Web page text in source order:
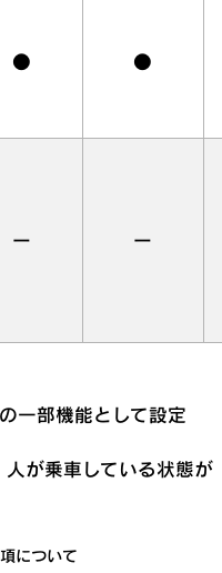
● ●
ー ー
一部機能として設定
人が乗車している状態が
について